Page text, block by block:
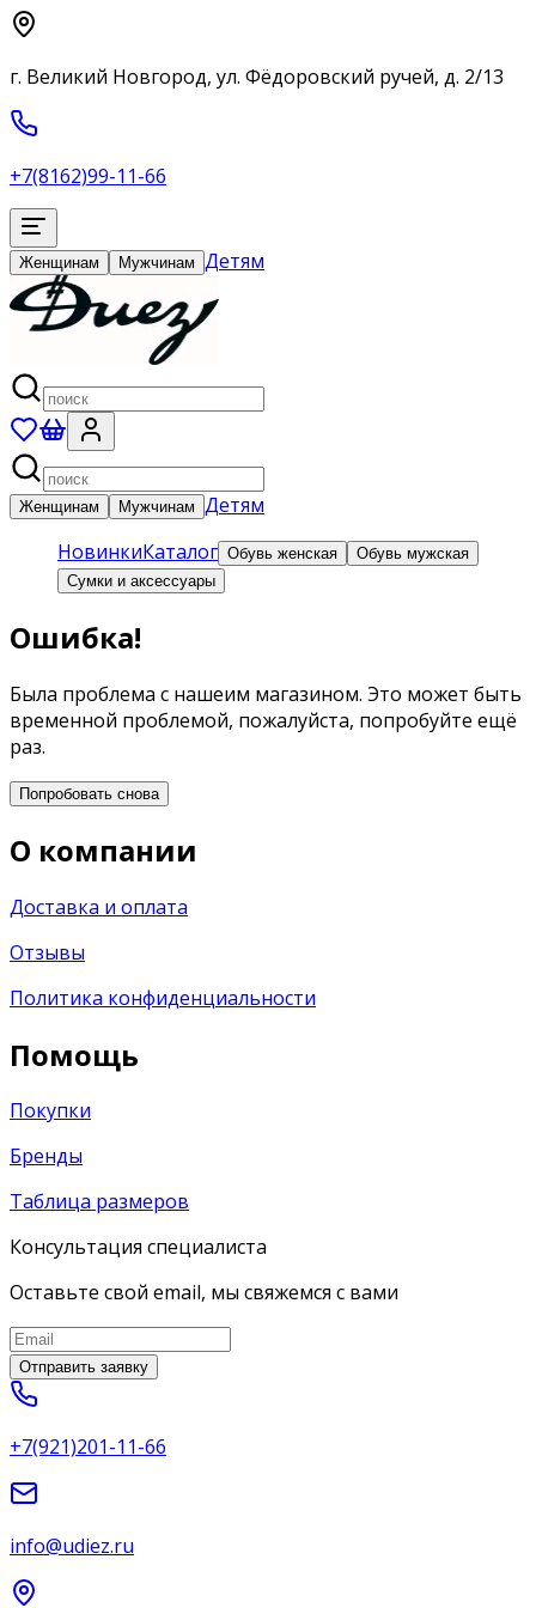
г. Великий Новгород, ул. Фёдоровский ручей, д. 2/13
+7(8162)99-11-66
Женщинам Мужчинам Детям
Женщинам Мужчинам Детям
НовинкиКаталог Обувь женская
Обувь мужская
Сумки и аксессуары
Ошибка!
Была проблема с нашеим магазином. Это может быть
временной проблемой, пожалуйста, попробуйте ещё
раз.
Попробовать снова
О компании
Доставка и оплата
Отзывы
Политика конфиденциальности
Помощь
Покупки
Бренды
Таблица размеров
Консультация специалиста
Оставьте свой email, мы свяжемся с вами
Отправить заявку
+7(921)201-11-66
info@udiez.ru